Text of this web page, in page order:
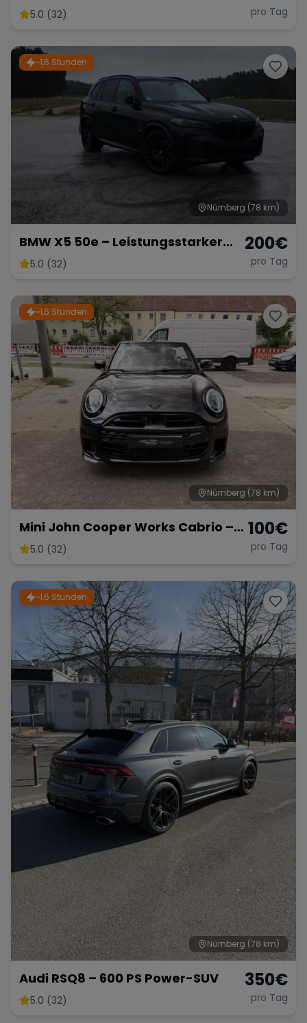
Range Rover
5.0 (32) pro Tag
~1,6 Stunden
Nürnberg (78 km)
BMW X5 50e – Leistungsstarker
Hybrid-SUV mit 489 PS
5.0 (32)
200€
pro Tag
~1,6 Stunden
Nürnberg (78 km)
Mini John Cooper Works Cabrio –
Fahrspaß Offenes Verdeck
5.0 (32)
100€
pro Tag
~1,6 Stunden
Nürnberg (78 km)
Audi RSQ8 – 600 PS Power-SUV
5.0 (32)
350€
pro Tag